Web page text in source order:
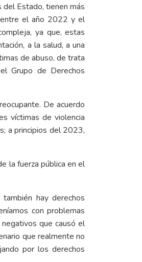
del Estado, tienen más
entre el año 2022 y el
ya que, estas
a la salud, a una
de abuso, de trata
Grupo de Derechos
De acuerdo
víctimas de violencia
a principios del 2023,
la fuerza pública en el
hay derechos
con problemas
que causó el
que realmente no
por los derechos